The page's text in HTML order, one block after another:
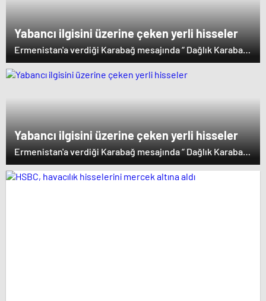
Yabancı ilgisini üzerine çeken yerli hisseler
Ermenistan'a verdiği Karabağ mesajında “ Dağlık Karabağ
ve çevresindeki bölgeler Azerbaycan Cumhuriyeti'nin
ayrılmaz bir parçasıdır” dedi. İstifa çağrılarını kabul
desteği saklamayan Fransa Cumhurbaşkanı Macron ise
dikkat çeken bir ziyaret gerçekleştirdi.
Yabancı ilgisini üzerine çeken yerli hisseler
Ermenistan'a verdiği Karabağ mesajında “ Dağlık Karabağ
ve çevresindeki bölgeler Azerbaycan Cumhuriyeti'nin
ayrılmaz bir parçasıdır” dedi. İstifa çağrılarını kabul